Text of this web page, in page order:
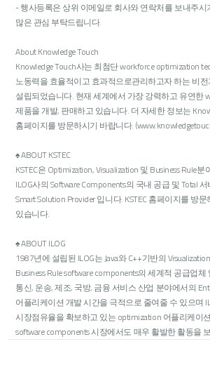
- 행사등록은 상위 이메일로 회사와 연락처를 보내주시
많은 관심 부탁드립니다.
About Knowledge Touch
Knowledge Touch사는 최첨단 workforce optimization
노동력을 효율적이고 효과적으로관리하고자 하는 비
설립되었습니다. 현재 세계에서 가장 강력하고 유연한
제품을 개발, 판매하고 있습니다. 더 자세한 정보는
홈페이지를 방문하시기 바랍니다.
♠ ABOUT KSTEC
KSTEC은 Optimization, Visualization 및 Business Rule
ILOG사의 Software Components의 국내 공급 및 Total
Smart Solution Provider 입니다. KSTEC 홈페이지를 방
있습니다.
♠ ABOUT ILOG
1987년에 설립된 ILOG는 Java와 C++기반의
Business Rule software components의 세계적 공급업체
통신, 운송, 제조, 국방, 금융 서비스 산업 분야에서의
어플리케이션 개발 시간을 극적으로 줄여줄 수 있으며
시장점유율을 확보하고 있는 optimization 어플리케이
software components 시장에서도 매우 활발한 활동을